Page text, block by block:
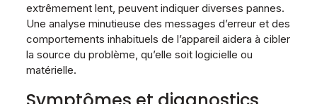
extrêmement lent, peuvent indiquer diverses pannes.
Une analyse minutieuse des messages d’erreur et des
comportements inhabituels de l’appareil aidera à cibler
la source du problème, qu’elle soit logicielle ou
matérielle.